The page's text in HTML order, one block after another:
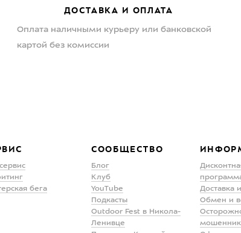
ДОСТАВКА И ОПЛАТА
Оплата наличными курьеру или банковской
картой без комиссии
бега
СООБЩЕСТВО
Блог
Клуб
YouTube
Подкасты
Outdoor Fest в Никола-
Ленивце
Доставка
Обмен и